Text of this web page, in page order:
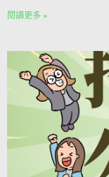
閱讀更多 »